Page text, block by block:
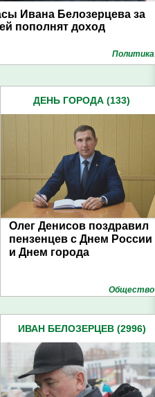
Ивана Белозерцева за
пополнят доход
Политика
ДЕНЬ ГОРОДА (133)
Олег Денисов поздравил
пензенцев с Днем России
и Днем города
Общество
ИВАН БЕЛОЗЕРЦЕВ (2996)